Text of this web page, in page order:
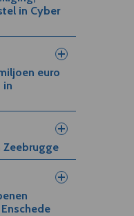
in Cyber
euro
in
Zeebrugge